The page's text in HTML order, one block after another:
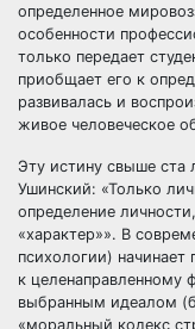
определенное
особенности
только передает
приобщает его к
развивалась и
живое человеческое
Эту истину свыше ста
Ушинский: «Только
определение
«характер»». В
психологии) начинает
к целенаправленному
выбранным идеалом
«моральный кодекс